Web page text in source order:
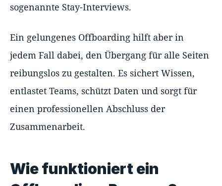
sogenannte Stay-Interviews.
Ein gelungenes Offboarding hilft aber in
jedem Fall dabei, den Übergang für alle Seiten
reibungslos zu gestalten. Es sichert Wissen,
entlastet Teams, schützt Daten und sorgt für
einen professionellen Abschluss der
Zusammenarbeit.
Wie funktioniert ein